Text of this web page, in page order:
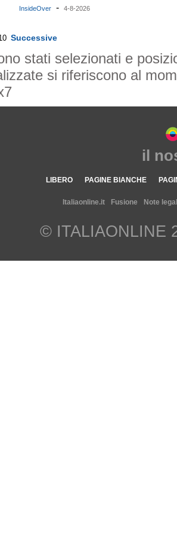
InsideOver - 4-8-2026
Successive
stati selezionati e
si riferiscono al
il
LIBERO PAGINE BIANCHE
Italiaonline.it Fusione Note
© ITALIAONLINE